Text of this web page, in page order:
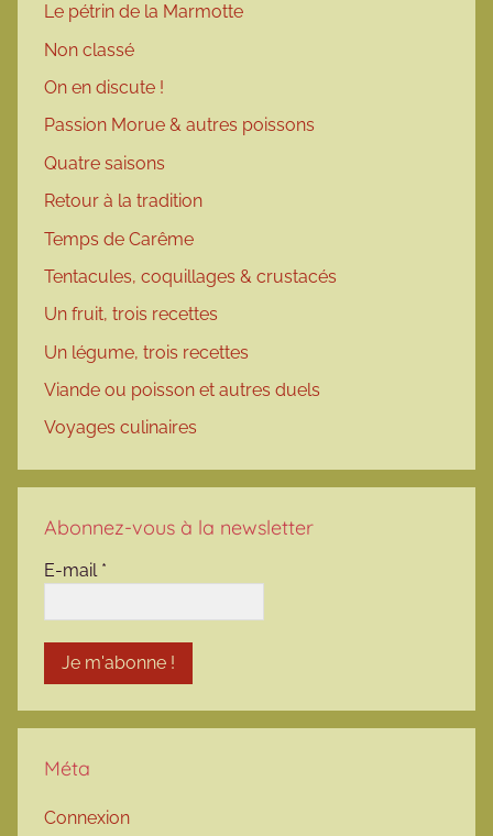
Le pétrin de la Marmotte
Non classé
On en discute !
Passion Morue & autres poissons
Quatre saisons
Retour à la tradition
Temps de Carême
Tentacules, coquillages & crustacés
Un fruit, trois recettes
Un légume, trois recettes
Viande ou poisson et autres duels
Voyages culinaires
Abonnez-vous à la newsletter
E-mail *
Méta
Connexion